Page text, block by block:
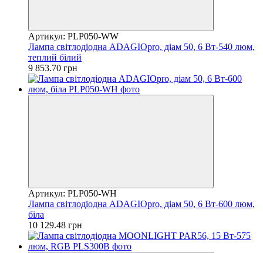
Артикул: PLP050-WW
Лампа світлодіодна ADAGIOpro, діам 50, 6 Вт-540 люм,
теплий білий
9 853.70 грн
Артикул: PLP050-WH
Лампа світлодіодна ADAGIOpro, діам 50, 6 Вт-600 люм,
біла
10 129.48 грн